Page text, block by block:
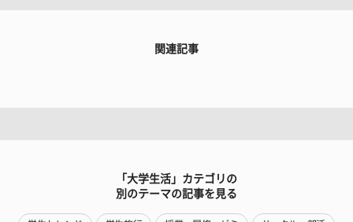
関連記事
「大学生活」カテゴリの
別のテーマの記事を見る